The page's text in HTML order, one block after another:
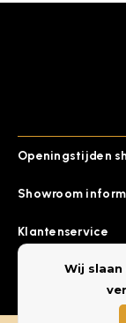
Showroom
Openingstijden
Klantenservice
Categorieen
Wij